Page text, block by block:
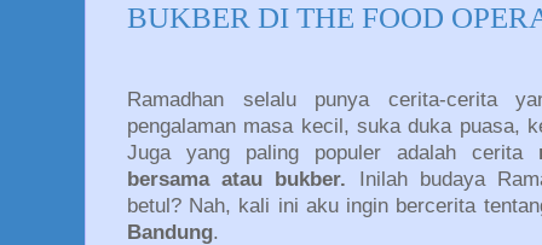
BUKBER DI THE FOOD
Ramadhan selalu punya cerita-cerita
pengalaman masa kecil, suka duka puasa,
Juga yang paling populer adalah cerita
bersama atau bukber. Inilah budaya
betul? Nah, kali ini aku ingin bercerita
Bandung.